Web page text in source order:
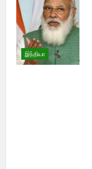
இந்தியா